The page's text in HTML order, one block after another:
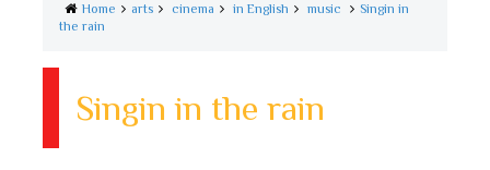
Home arts cinema in English music
Singin in
the rain
Singin in the rain